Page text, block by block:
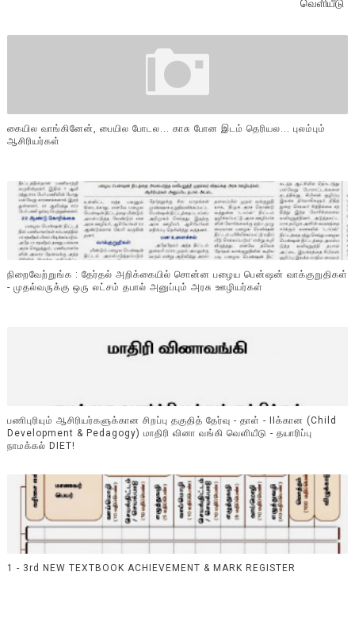
வெளியீடு
கையில வாங்கினேன், பையில போடல... காசு போன இடம் தெரியல... புலம்பும்
ஆசிரியர்கள்
நிறைவேற்றுங்க : தேர்தல் அறிக்கையில் சொன்ன பழைய பென்ஷன் வாக்குறுதிகள்
- முதல்வருக்கு ஒரு லட்சம் தபால் அனுப்பும் அரசு ஊழியர்கள்
பணிபுரியும் ஆசிரியர்களுக்கான சிறப்பு தகுதித் தேர்வு - தாள் - IIக்கான (Child
Development & Pedagogy) மாதிரி வினா வங்கி வெளியீடு - தயாரிப்பு
நாமக்கல் DIET!
1 - 3rd NEW TEXTBOOK ACHIEVEMENT & MARK REGISTER